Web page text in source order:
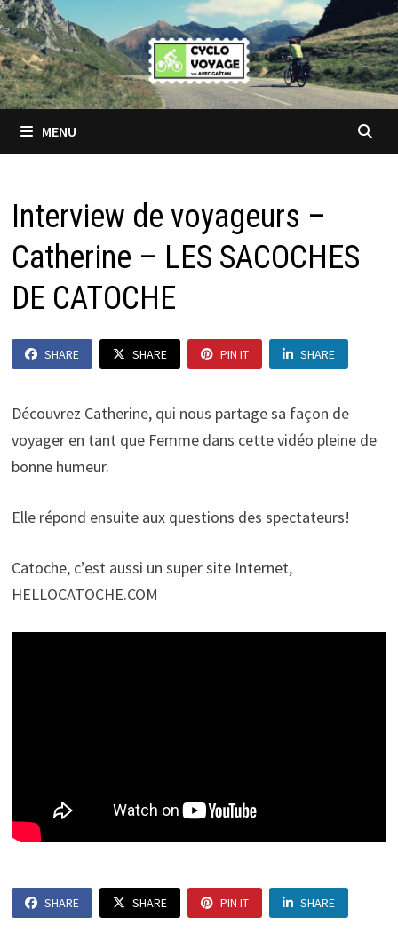
Passer
au
contenu
MENU
Interview de voyageurs –
Catherine – LES SACOCHES
DE CATOCHE
SHARE SHARE PIN IT SHARE
Découvrez Catherine, qui nous partage sa façon de
voyager en tant que Femme dans cette vidéo pleine de
bonne humeur.
Elle répond ensuite aux questions des spectateurs!
Catoche, c’est aussi un super site Internet,
HELLOCATOCHE.COM
SHARE SHARE PIN IT SHARE